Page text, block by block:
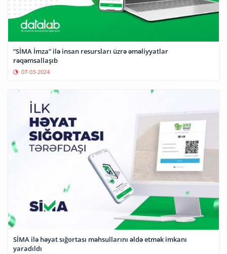
“SİMA İmza” ilə insan resursları üzrə əməliyyatlar
rəqəmsallaşıb
07-03-2024
SİMA ilə həyat sığortası məhsullarını əldə etmək imkanı
yaradıldı